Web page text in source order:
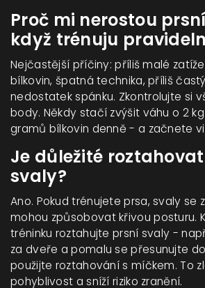
Proč mi nerostou
když trénuju
Nejčastější příčiny: příliš malé
bílkovin, špatná technika, příliš
nedostatek spánku. Zkontrolujte si
body. Někdy stačí zvýšit váhu o 2
gramů bílkovin denně - a začnete
Je důležité
svaly?
Ano. Pokud trénujete prsa, svaly se
mohou způsobovat křivou posturu.
tréninku roztahujte prsní svaly -
za dveře a pomalu se přesunujte
použijte roztahování s míčkem. To
pohyblivost a sníží riziko zranění.